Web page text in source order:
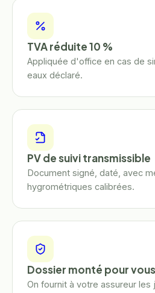
TVA réduite 10 %
Appliquée d'office en cas de
eaux déclaré.
PV de suivi transmissible
Document signé, daté, avec
hygrométriques calibrées.
Dossier monté pour vous
On fournit à votre assureur les